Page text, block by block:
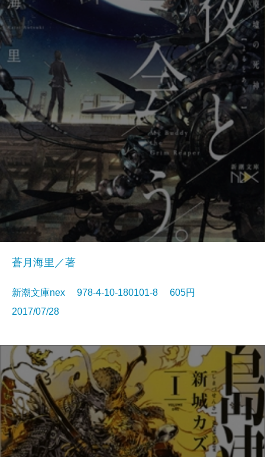
蒼月海里／著
新潮文庫nex 978-4-10-180101-8 605円
2017/07/28